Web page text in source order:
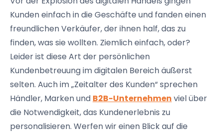
Kunden einfach in die Geschäfte und fanden einen
freundlichen Verkäufer, der ihnen half, das zu
finden, was sie wollten. Ziemlich einfach, oder?
Leider ist diese Art der persönlichen
Kundenbetreuung im digitalen Bereich äußerst
selten. Auch im „Zeitalter des Kunden“ sprechen
Händler, Marken und B2B-Unternehmen viel über
die Notwendigkeit, das Kundenerlebnis zu
personalisieren. Werfen wir einen Blick auf die